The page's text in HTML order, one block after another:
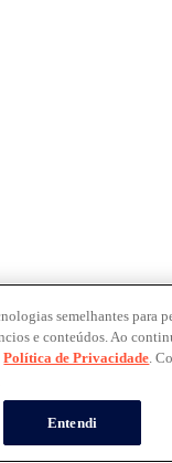
semelhantes para
e conteúdos. Ao
Política de Privacidade.
Entendi